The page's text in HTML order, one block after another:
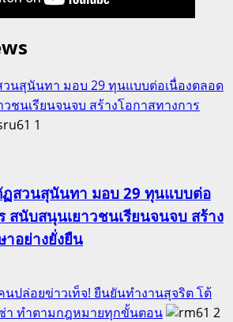
นสุนันทา มอบ 29 ทุนแบบต่อเนื่องตลอด
ชนเรียนจนจบ สร้างโอกาสทางการ
1
สวนสุนันทา มอบ 29 ทุนแบบต่อ
สนับสนุนเยาวชนเรียนจนจบ สร้าง
าอย่างยั่งยืน
นปล่อยข่าวเท็จ! ยืนยันทำงานสุจริต โต้
า ทำตามกฎหมายทุกขั้นตอน
2